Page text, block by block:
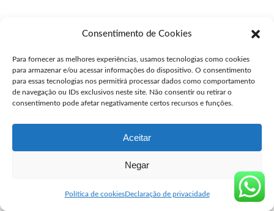
Consentimento de Cookies
Para fornecer as melhores experiências, usamos tecnologias como cookies
para armazenar e/ou acessar informações do dispositivo. O consentimento
para essas tecnologias nos permitirá processar dados como comportamento
de navegação ou IDs exclusivos neste site. Não consentir ou retirar o
consentimento pode afetar negativamente certos recursos e funções.
Aceitar
Negar
Política de cookiesDeclaração de privacidade